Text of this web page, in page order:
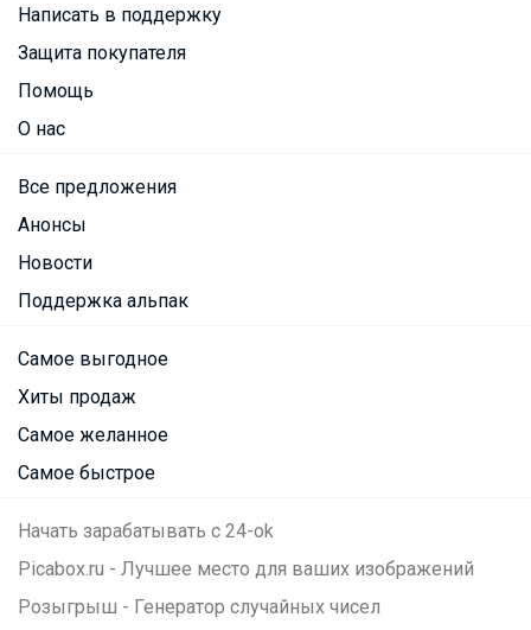
Написать в поддержку
Защита покупателя
Помощь
О нас
Все предложения
Анонсы
Новости
Поддержка альпак
Самое выгодное
Хиты продаж
Самое желанное
Самое быстрое
Начать зарабатывать с 24-ok
Picabox.ru - Лучшее место для ваших изображений
Розыгрыш - Генератор случайных чисел